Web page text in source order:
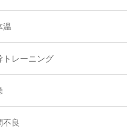
温
トレーニング
不良